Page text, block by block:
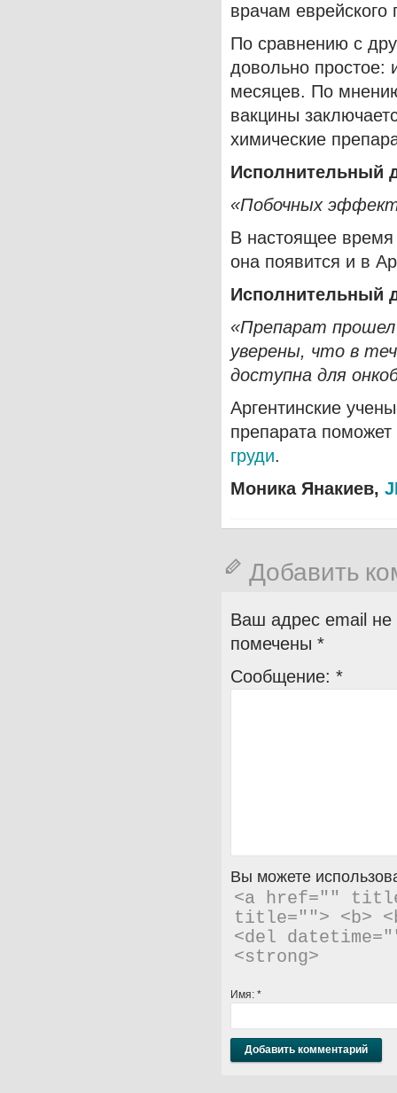
врачам еврейского
По сравнению с
довольно простое:
месяцев. По
вакцины
химические
Исполнительный
«Побочных
В настоящее
она появится и в
Исполнительный
«Препарат
уверены, что в
доступна для
Аргентинские
препарата поможет
груди.
Моника Янакиев,
Добавить
Ваш адрес email не
помечены *
Сообщение: *
Вы можете
<a href=""
title=""> <b>
<del
<strong>
Имя: *